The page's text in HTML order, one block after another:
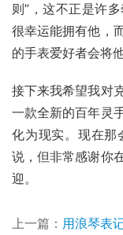
则”，这不正是许
很幸运能拥有他，
的手表爱好者会将
接下来我希望我对
一款全新的百年灵
化为现实。现在那
说，但非常感谢你
迎。
上一篇： 用浪琴表